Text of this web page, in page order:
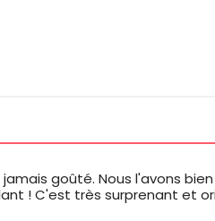
goûté. Nous l'avons
! C'est très surprenant et